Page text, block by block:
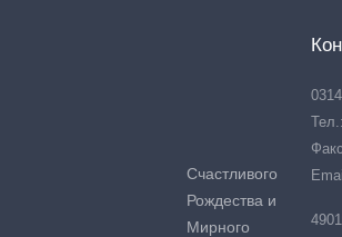
Счастливого
Рождества и
Мирного